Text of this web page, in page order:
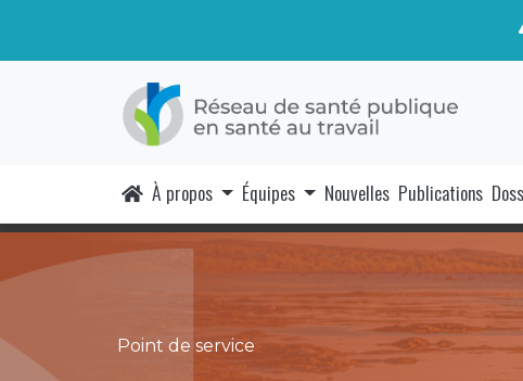
À propos Équipes Nouvelles Publications
Point de service